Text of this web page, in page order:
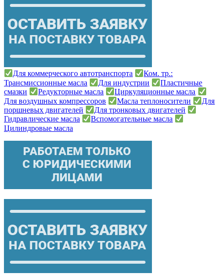
Для коммерческого автотранспорта
Ком. тр.:
Трансмиссионные масла
Для индустрии
Пластичные
смазки
Редукторные масла
Циркуляционные масла
Для воздушных компрессоров
Масла теплоносители
Для
поршневых двигателей
Для тронковых двигателей
Гидравлические масла
Вспомогательные масла
Цилиндровые масла